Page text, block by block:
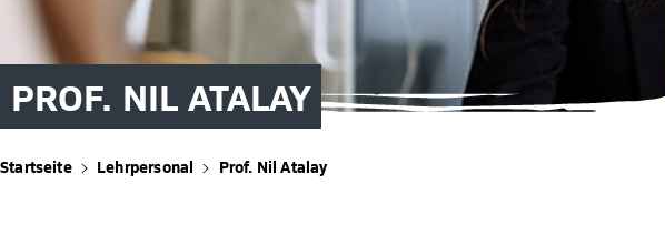
PROF. NIL ATALAY
Startseite Lehrpersonal Prof. Nil Atalay